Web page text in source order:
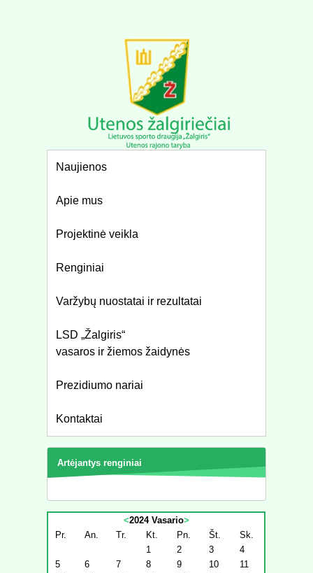
Naujienos
Apie mus
Projektinė veikla
Renginiai
Varžybų nuostatai ir rezultatai
LSD „Žalgiris“
vasaros ir žiemos žaidynės
Prezidiumo nariai
Kontaktai
Artėjantys renginiai
<2024 Vasario>
Pr.
An. Tr. Kt. Pn. Št.
Sk.
1
2 3
4
5
6 7 8 9 10
11